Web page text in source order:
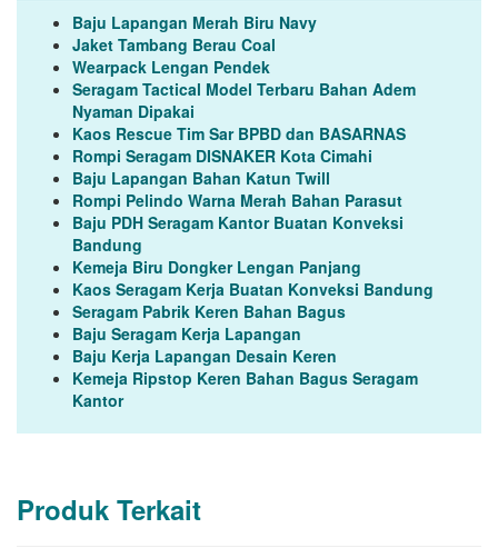
Baju Lapangan Merah Biru Navy
Jaket Tambang Berau Coal
Wearpack Lengan Pendek
Seragam Tactical Model Terbaru Bahan Adem
Nyaman Dipakai
Kaos Rescue Tim Sar BPBD dan BASARNAS
Rompi Seragam DISNAKER Kota Cimahi
Baju Lapangan Bahan Katun Twill
Rompi Pelindo Warna Merah Bahan Parasut
Baju PDH Seragam Kantor Buatan Konveksi
Bandung
Kemeja Biru Dongker Lengan Panjang
Kaos Seragam Kerja Buatan Konveksi Bandung
Seragam Pabrik Keren Bahan Bagus
Baju Seragam Kerja Lapangan
Baju Kerja Lapangan Desain Keren
Kemeja Ripstop Keren Bahan Bagus Seragam
Kantor
Produk Terkait